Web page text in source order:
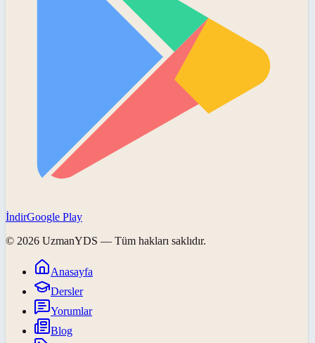
İndirGoogle Play
© 2026 UzmanYDS — Tüm hakları saklıdır.
Anasayfa
Dersler
Yorumlar
Blog